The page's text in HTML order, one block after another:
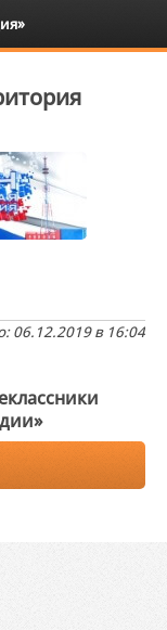
06.12.2019 в 16:04